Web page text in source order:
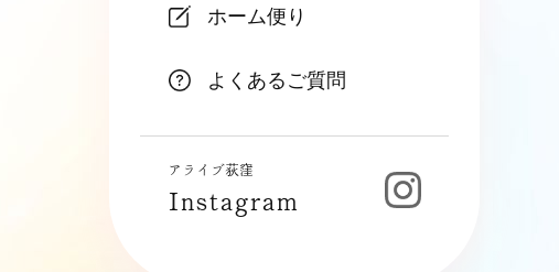
ホーム便り
よくあるご質問
アライブ荻窪
Instagram